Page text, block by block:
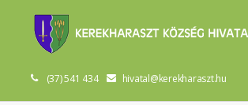
(37) 541 434 hivatal@kerekharaszt.hu